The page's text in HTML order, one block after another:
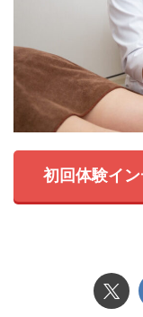
初回体験イ